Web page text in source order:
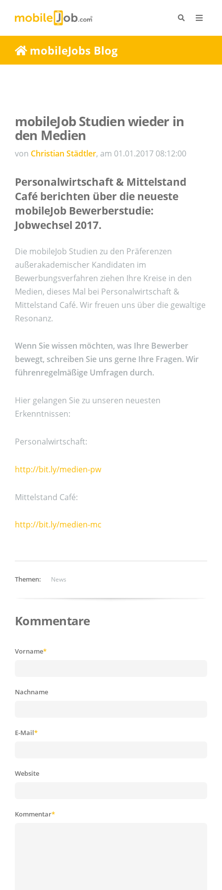
mobileJobs Blog
mobileJob Studien wieder in
den Medien
von Christian Städtler, am 01.01.2017 08:12:00
Personalwirtschaft & Mittelstand
Café berichten über die neueste
mobileJob Bewerberstudie:
Jobwechsel 2017.
Die mobileJob Studien zu den Präferenzen
außerakademischer Kandidaten im
Bewerbungsverfahren ziehen Ihre Kreise in den
Medien, dieses Mal bei Personalwirtschaft &
Mittelstand Café. Wir freuen uns über die gewaltige
Resonanz.
Wenn Sie wissen möchten, was Ihre Bewerber
bewegt, schreiben Sie uns gerne Ihre Fragen. Wir
führenregelmäßige Umfragen durch.
Hier gelangen Sie zu unseren neuesten
Erkenntnissen:
Personalwirtschaft:
http://bit.ly/medien-pw
Mittelstand Café:
http://bit.ly/medien-mc
Themen: News
Kommentare
Vorname*
Nachname
E-Mail*
Website
Kommentar*